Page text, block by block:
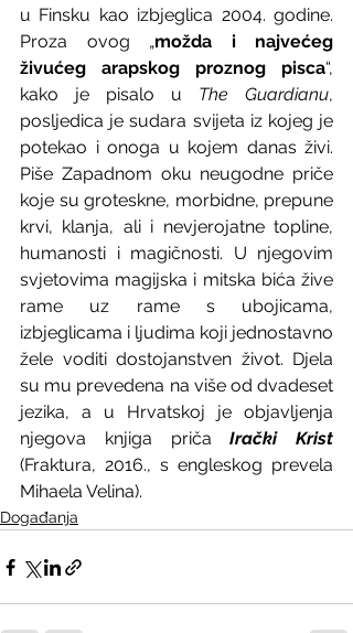
u Finsku kao izbjeglica 2004. godine.
Proza ovog „možda i najvećeg
živućeg arapskog proznog pisca“,
kako je pisalo u The Guardianu,
posljedica je sudara svijeta iz kojeg je
potekao i onoga u kojem danas živi.
Piše Zapadnom oku neugodne priče
koje su groteskne, morbidne, prepune
krvi, klanja, ali i nevjerojatne topline,
humanosti i magičnosti. U njegovim
svjetovima magijska i mitska bića žive
rame uz rame s ubojicama,
izbjeglicama i ljudima koji jednostavno
žele voditi dostojanstven život. Djela
su mu prevedena na više od dvadeset
jezika, a u Hrvatskoj je objavljenja
njegova knjiga priča Irački Krist
(Fraktura, 2016., s engleskog prevela
Mihaela Velina).
Događanja